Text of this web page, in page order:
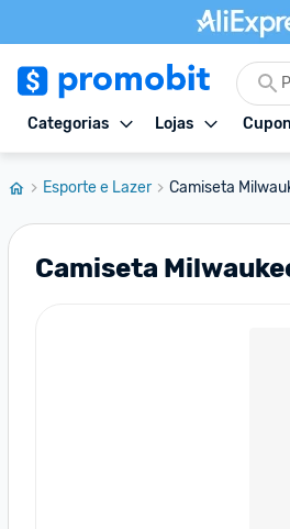
Categorias Lojas
Esporte e Lazer Camiseta
Camiseta